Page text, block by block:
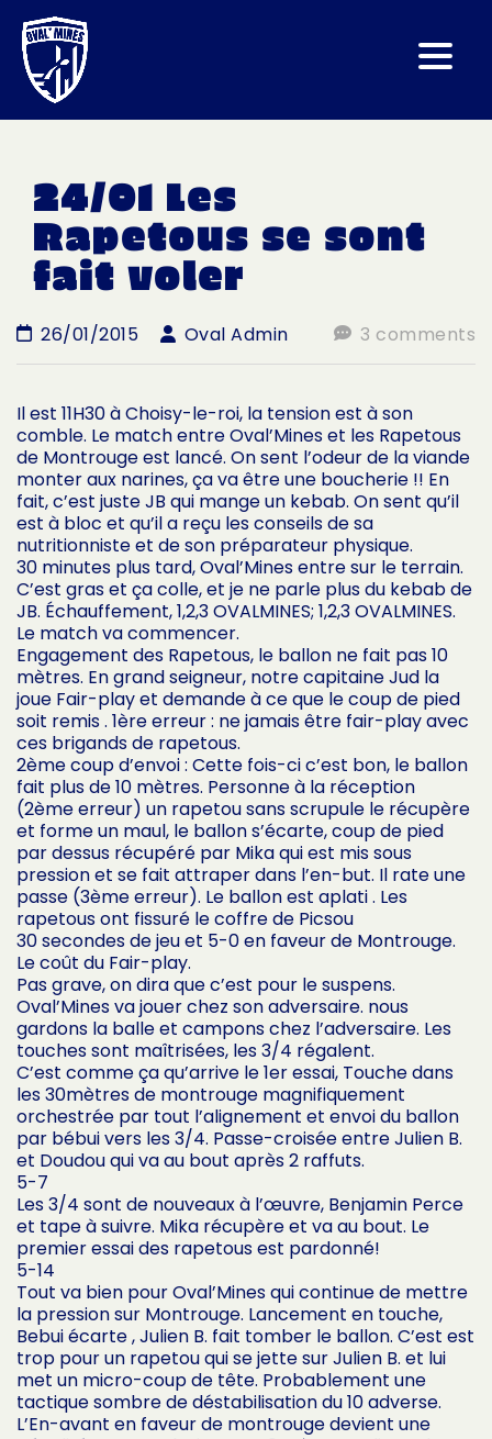
24/01 Les
Rapetous se sont
fait voler
26/01/2015 Oval Admin 3 comments
Il est 11H30 à Choisy-le-roi, la tension est à son
comble. Le match entre Oval’Mines et les Rapetous
de Montrouge est lancé. On sent l’odeur de la viande
monter aux narines, ça va être une boucherie !! En
fait, c’est juste JB qui mange un kebab. On sent qu’il
est à bloc et qu’il a reçu les conseils de sa
nutritionniste et de son préparateur physique.
30 minutes plus tard, Oval’Mines entre sur le terrain.
C’est gras et ça colle, et je ne parle plus du kebab de
JB. Échauffement, 1,2,3 OVALMINES; 1,2,3 OVALMINES.
Le match va commencer.
Engagement des Rapetous, le ballon ne fait pas 10
mètres. En grand seigneur, notre capitaine Jud la
joue Fair-play et demande à ce que le coup de pied
soit remis . 1ère erreur : ne jamais être fair-play avec
ces brigands de rapetous.
2ème coup d’envoi : Cette fois-ci c’est bon, le ballon
fait plus de 10 mètres. Personne à la réception
(2ème erreur) un rapetou sans scrupule le récupère
et forme un maul, le ballon s’écarte, coup de pied
par dessus récupéré par Mika qui est mis sous
pression et se fait attraper dans l’en-but. Il rate une
passe (3ème erreur). Le ballon est aplati . Les
rapetous ont fissuré le coffre de Picsou
30 secondes de jeu et 5-0 en faveur de Montrouge.
Le coût du Fair-play.
Pas grave, on dira que c’est pour le suspens.
Oval’Mines va jouer chez son adversaire. nous
gardons la balle et campons chez l’adversaire. Les
touches sont maîtrisées, les 3/4 régalent.
C’est comme ça qu’arrive le 1er essai, Touche dans
les 30mètres de montrouge magnifiquement
orchestrée par tout l’alignement et envoi du ballon
par bébui vers les 3/4. Passe-croisée entre Julien B.
et Doudou qui va au bout après 2 raffuts.
5-7
Les 3/4 sont de nouveaux à l’œuvre, Benjamin Perce
et tape à suivre. Mika récupère et va au bout. Le
premier essai des rapetous est pardonné!
5-14
Tout va bien pour Oval’Mines qui continue de mettre
la pression sur Montrouge. Lancement en touche,
Bebui écarte , Julien B. fait tomber le ballon. C’est est
trop pour un rapetou qui se jette sur Julien B. et lui
met un micro-coup de tête. Probablement une
tactique sombre de déstabilisation du 10 adverse.
L’En-avant en faveur de montrouge devient une